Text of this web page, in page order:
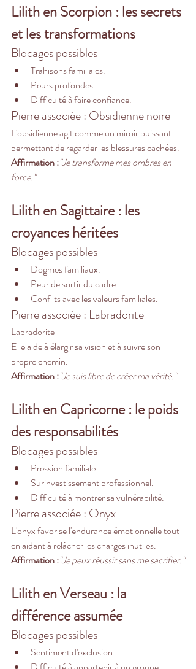
Lilith en Scorpion : les secrets
et les transformations
Blocages possibles
Trahisons familiales.
Peurs profondes.
Difficulté à faire confiance.
Pierre associée : Obsidienne noire
L'obsidienne agit comme un miroir puissant
permettant de regarder les blessures cachées.
Affirmation :"Je transforme mes ombres en
force."
Lilith en Sagittaire : les
croyances héritées
Blocages possibles
Dogmes familiaux.
Peur de sortir du cadre.
Conflits avec les valeurs familiales.
Pierre associée : Labradorite
Labradorite
Elle aide à élargir sa vision et à suivre son
propre chemin.
Affirmation :"Je suis libre de créer ma vérité."
Lilith en Capricorne : le poids
des responsabilités
Blocages possibles
Pression familiale.
Surinvestissement professionnel.
Difficulté à montrer sa vulnérabilité.
Pierre associée : Onyx
L'onyx favorise l'endurance émotionnelle tout
en aidant à relâcher les charges inutiles.
Affirmation :"Je peux réussir sans me sacrifier."
Lilith en Verseau : la
différence assumée
Blocages possibles
Sentiment d'exclusion.